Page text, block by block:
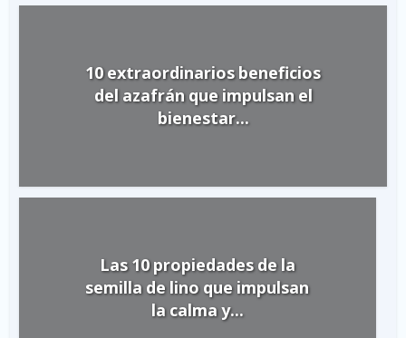
10 extraordinarios beneficios
del azafrán que impulsan el
bienestar...
Las 10 propiedades de la
semilla de lino que impulsan
la calma y...